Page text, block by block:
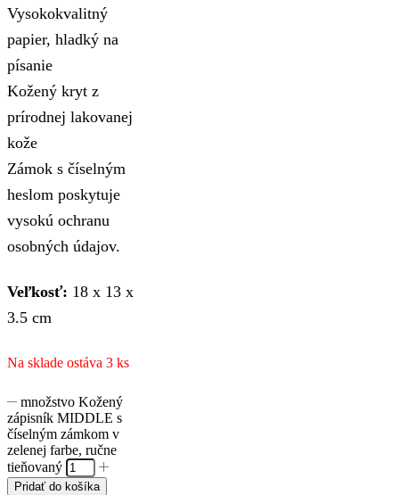
Vysokokvalitný
papier, hladký na
písanie
Kožený kryt z
prírodnej lakovanej
kože
Zámok s číselným
heslom poskytuje
vysokú ochranu
osobných údajov.
Veľkosť: 18 x 13 x
3.5 cm
Na sklade ostáva 3 ks
množstvo Kožený
zápisník MIDDLE s
číselným zámkom v
zelenej farbe, ručne
tieňovaný
Pridať do košíka